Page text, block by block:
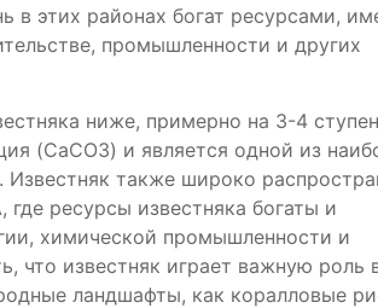
в этих районах богат ресурсами,
промышленности и других
ниже, примерно на 3-4
(CaCO3) и является одной из
также широко
ресурсы известняка богаты и
химической промышленности и
что известняк играет важную роль
ландшафты, как коралловые